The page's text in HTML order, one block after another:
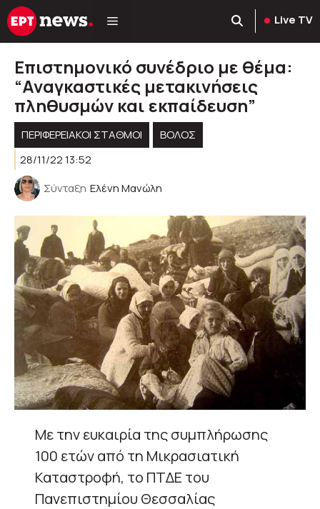
Μετάβαση
σε
Live TV
Επιστημονικό συνέδριο με θέμα:
“Αναγκαστικές μετακινήσεις
πληθυσμών και εκπαίδευση”
ΠΕΡΙΦΕΡΕΙΑΚΟΊ ΣΤΑΘΜΟΊ
ΒΟΛΟΣ
28/11/22 13:52
Σύνταξη Ελένη Μανώλη
Με την ευκαιρία της συμπλήρωσης
100 ετών από τη Μικρασιατική
Καταστροφή, το ΠΤΔΕ του
Πανεπιστημίου Θεσσαλίας